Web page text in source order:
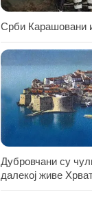
Срби Карашовани
Дубровчани су
далекој живе